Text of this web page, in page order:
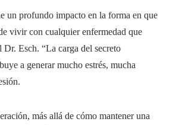
un profundo impacto en la forma en que
vivir con cualquier enfermedad que
Dr. Esch. “La carga del secreto
a generar mucho estrés, mucha
más allá de cómo mantener una